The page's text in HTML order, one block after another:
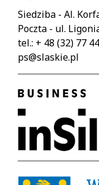
Siedziba - Al.
Poczta - ul.
tel.: + 48 (32) 77
ps@slaskie.pl